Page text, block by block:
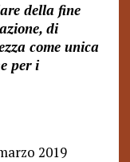
della fine
di
come unica
per i
2019